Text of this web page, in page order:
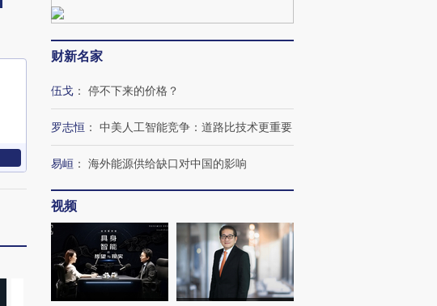
财新名家
伍戈 ： 停不下来的价格？
罗志恒 ： 中美人工智能竞争：道路比技术更重要
易峘 ： 海外能源供给缺口对中国的影响
视频